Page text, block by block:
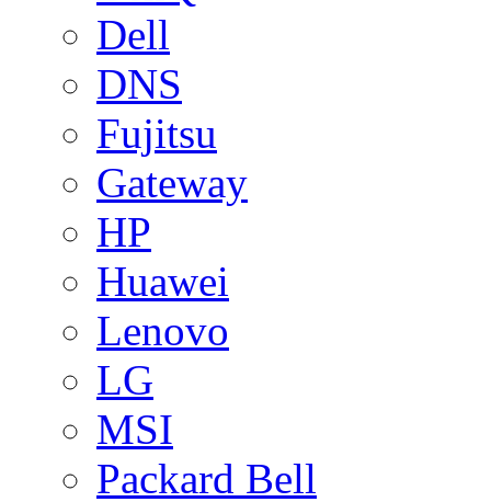
Dell
DNS
Fujitsu
Gateway
HP
Huawei
Lenovo
LG
MSI
Packard Bell